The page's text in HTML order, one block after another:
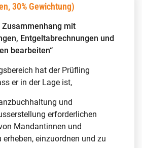
30% Gewichtung)
Zusammenhang mit
Entgeltabrechnungen und
bearbeiten“
hat der Prüfling
er in der Lage ist,
und
erforderlichen
Mandantinnen und
einzuordnen und zu